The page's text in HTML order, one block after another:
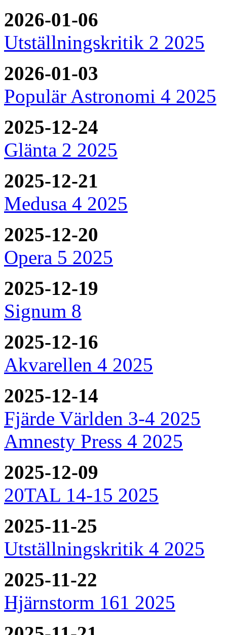
2026-01-06
Utställningskritik 2 2025
2026-01-03
Populär Astronomi 4 2025
2025-12-24
Glänta 2 2025
2025-12-21
Medusa 4 2025
2025-12-20
Opera 5 2025
2025-12-19
Signum 8
2025-12-16
Akvarellen 4 2025
2025-12-14
Fjärde Världen 3-4 2025
Amnesty Press 4 2025
2025-12-09
20TAL 14-15 2025
2025-11-25
Utställningskritik 4 2025
2025-11-22
Hjärnstorm 161 2025